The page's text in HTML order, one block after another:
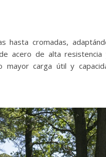
hasta cromadas,
acero de alta resistencia
mayor carga útil y